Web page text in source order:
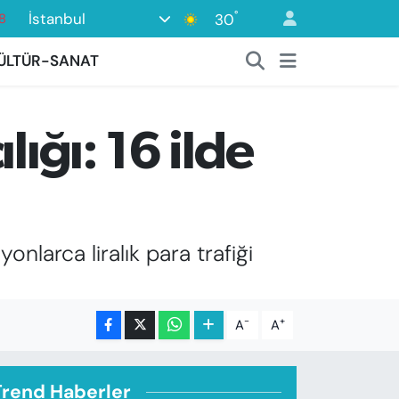
İstanbul 30°
SANAT
16 ilde
liralık para trafiği
A- A+
Haberler